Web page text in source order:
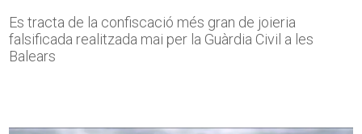
Es tracta de la confiscació més gran de joieria
falsificada realitzada mai per la Guàrdia Civil a les
Balears